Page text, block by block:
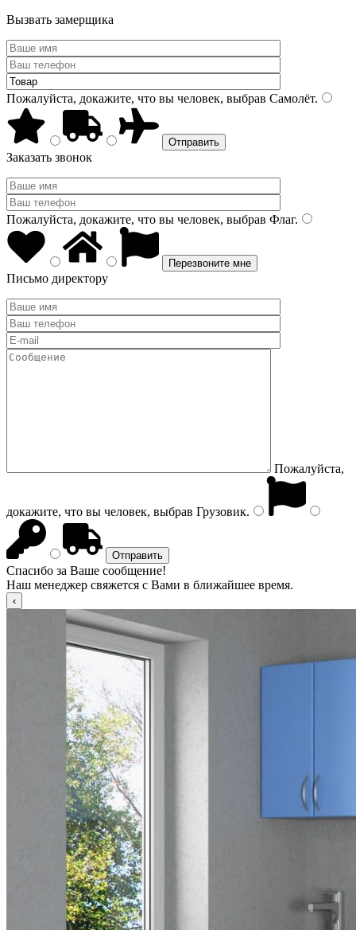
Вызвать замерщика
Пожалуйста, докажите, что вы человек, выбрав Самолёт.
Заказать звонок
Пожалуйста, докажите, что вы человек, выбрав Флаг.
Письмо директору
Пожалуйста,
докажите, что вы человек, выбрав Грузовик.
Спасибо за Ваше сообщение!
Наш менеджер свяжется с Вами в ближайшее время.